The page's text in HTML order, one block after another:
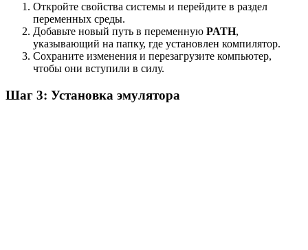
Откройте свойства системы и перейдите в раздел
переменных среды.
Добавьте новый путь в переменную PATH,
указывающий на папку, где установлен компилятор.
Сохраните изменения и перезагрузите компьютер,
чтобы они вступили в силу.
Шаг 3: Установка эмулятора